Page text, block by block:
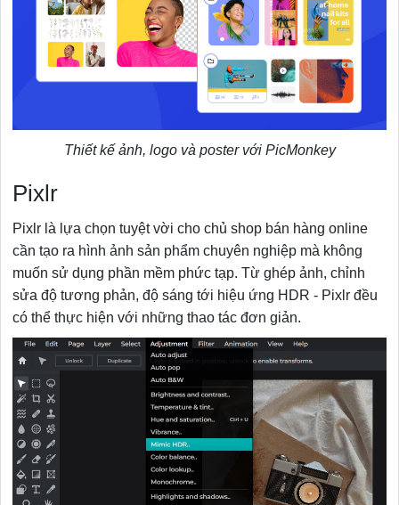
Thiết kế ảnh, logo và poster với PicMonkey
Pixlr
Pixlr là lựa chọn tuyệt vời cho chủ shop bán hàng online
cần tạo ra hình ảnh sản phẩm chuyên nghiệp mà không
muốn sử dụng phần mềm phức tạp. Từ ghép ảnh, chỉnh
sửa độ tương phản, độ sáng tới hiệu ứng HDR - Pixlr đều
có thể thực hiện với những thao tác đơn giản.